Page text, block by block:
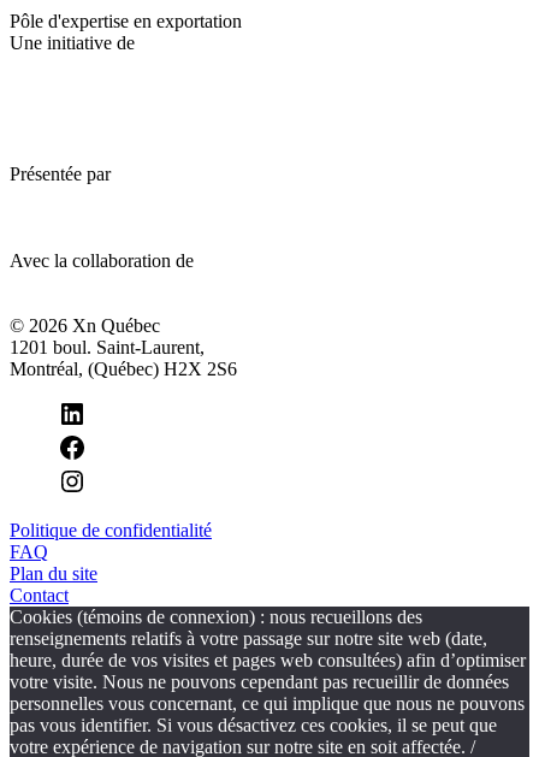
Pôle d'expertise en exportation
Une initiative de
Présentée par
Avec la collaboration de
© 2026 Xn Québec
1201 boul. Saint-Laurent,
Montréal, (Québec) H2X 2S6
Politique de confidentialité
FAQ
Plan du site
Contact
Cookies (témoins de connexion) : nous recueillons des
renseignements relatifs à votre passage sur notre site web (date,
heure, durée de vos visites et pages web consultées) afin d’optimiser
votre visite. Nous ne pouvons cependant pas recueillir de données
personnelles vous concernant, ce qui implique que nous ne pouvons
pas vous identifier. Si vous désactivez ces cookies, il se peut que
votre expérience de navigation sur notre site en soit affectée. /